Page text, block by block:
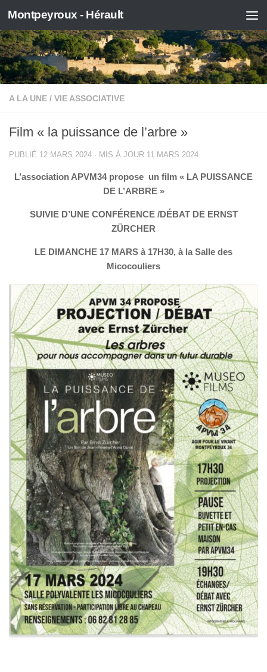
Skip to content
Montpeyroux - Hérault
A LA UNE / VIE ASSOCIATIVE
Film « la puissance de l’arbre »
PUBLIÉ 12 MARS 2024 · MIS À JOUR 11 MARS 2024
L’association APVM34 propose un film « LA PUISSANCE
DE L’ARBRE »
SUIVIE D’UNE CONFÉRENCE /DÉBAT DE ERNST
ZÜRCHER
LE DIMANCHE 17 MARS à 17H30, à la Salle des
Micocouliers